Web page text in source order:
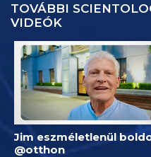
TOVÁBBI
VIDEÓK
Jim eszméletlenül
@otthon